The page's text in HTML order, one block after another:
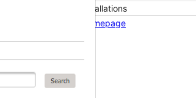
Active installations
Theme homepage